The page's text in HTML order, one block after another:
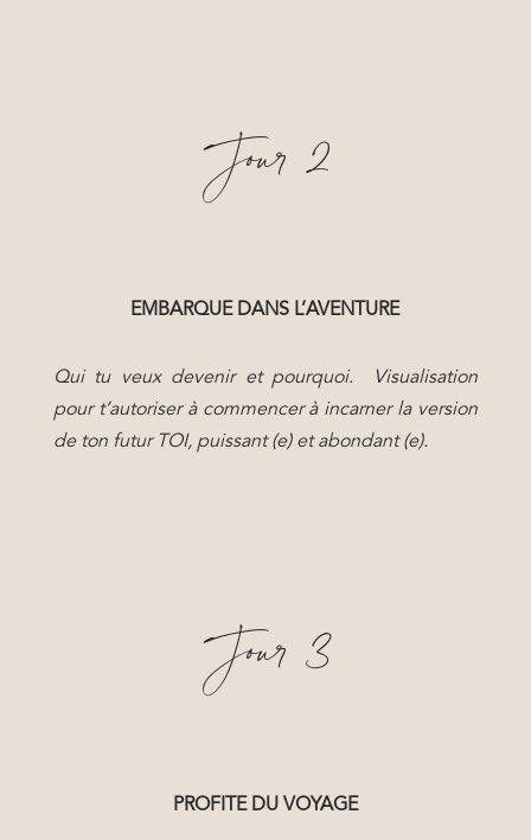
Jour 2
EMBARQUE DANS L’AVENTURE
Qui tu veux devenir et pourquoi. Visualisation
pour t’autoriser à commencer à incarner la version
de ton futur TOI, puissant (e) et abondant (e).
Jour 3
PROFITE DU VOYAGE